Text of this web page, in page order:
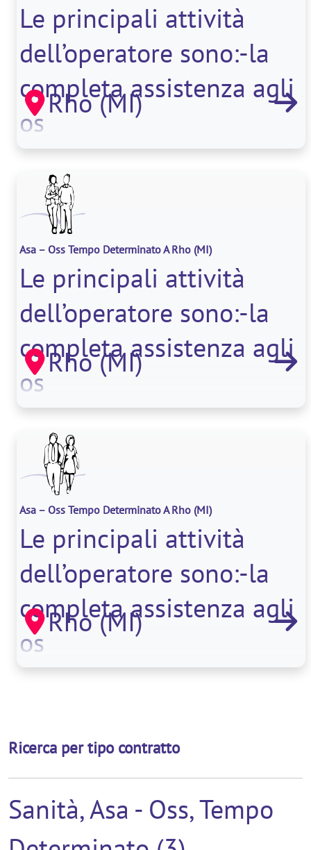
Le principali attività
dell’operatore sono:-la
completa assistenza agli
os
Rho (MI)
Asa – Oss Tempo Determinato A Rho (MI)
Le principali attività
dell’operatore sono:-la
completa assistenza agli
os
Rho (MI)
Asa – Oss Tempo Determinato A Rho (MI)
Le principali attività
dell’operatore sono:-la
completa assistenza agli
os
Rho (MI)
Ricerca per tipo contratto
Sanità, Asa - Oss, Tempo